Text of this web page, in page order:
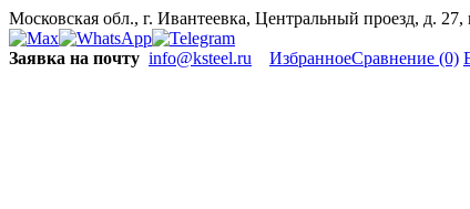
Московская обл., г. Ивантеевка, Центральный проезд, д.
Заявка на почту info@ksteel.ru ИзбранноеСравнение (0)